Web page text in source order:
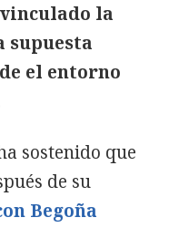
la
supuesta
el entorno
sostenido que
de su
Begoña